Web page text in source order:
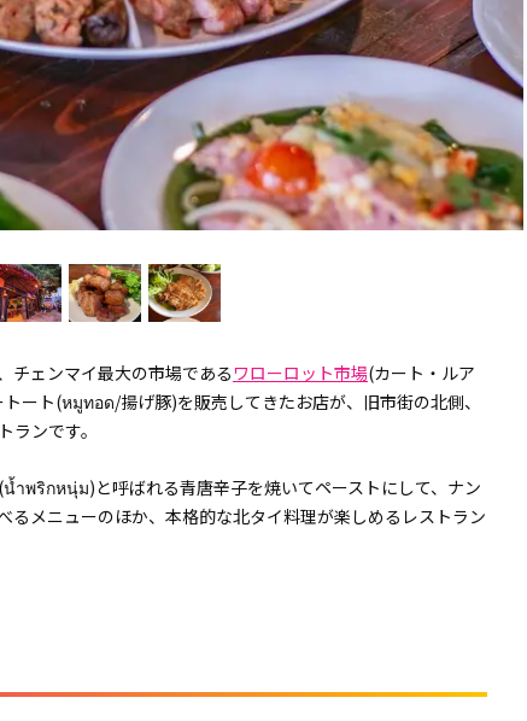
チェンマイ最大の市場である ワローロット市場(カート・ルア
ート(หมูทอด/揚げ豚)を販売してきたお店が、旧市街の北側、
ンです。
ำพริกหนุ่ม)と呼ばれる青唐辛子を焼いてペーストにして、ナン
るメニューのほか、本格的な北タイ料理が楽しめるレストラン